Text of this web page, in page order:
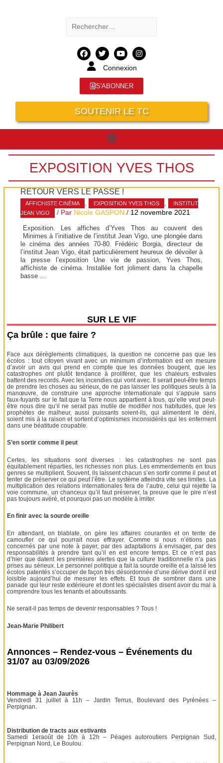
Connexion
S'ABONNER
SOUTENIR LE TC
EXPOSITION YVES THOS
RETOUR VERS LE PASSÉ !
AFFICHISTE CINÉMA , EXPOSITION YVES THOS ,
INSTITUT
JEAN VIGO
/ Par Nicole GASPON / 12 novembre 2021
Exposition. Les affiches d’Yves Thos au couvent des
Minimes à l’initiative de l’institut Jean Vigo, une plongée dans
le cinéma des années 70-80. Frédéric Borgia, directeur de
l’institut Jean Vigo, était particulièrement heureux de dévoiler à
la presse l’exposition Une vie de passion, Yves Thos,
affichiste de cinéma. Installée fort joliment dans la chapelle
basse …
SUR LE VIF
Ça brûle : que faire ?
Face aux dérèglements climatiques, la question ne concerne pas que les
écolos : tout citoyen vivant avec un minimum d’information est en mesure
d’avoir un avis qui prend en compte que les données bougent, que les
catastrophes ont plutôt tendance à proliférer, que les chaleurs estivales
battent des records. Avec les incendies qui vont avec. Il serait peut-être temps
de prendre les choses au sérieux, de ne pas laisser les politiques seuls à la
manœuvre, de construire une approche internationale qui s’appuie sans
faux-fuyants sur le fait que la Terre nous appartient à tous, qu’elle veut peut-
être nous dire qu’il ne serait pas inutile de modifier nos habitudes, que les
prophètes de malheur, aussi puissants soient-ils, qui alimentent le déni,
soient mis à la raison et sortent d’optimismes inconsidérés qui les enferment
dans une béatitude coupable.
S’en sortir comme il peut
Certes, les situations sont diverses : les catastrophes ne sont pas
équitablement réparties, les richesses non plus. Les emmerdements en tous
genres se multiplient. Souvent, ils laissent chacun s’en sortir comme il peut et
tenter de préserver ce qui peut l’être. Le système atteindra vite ses limites. La
multiplication des relations internationales fera de l’autre, celui qui rejette la
voie commune, un chanceux qu’il faut préserver, la preuve que le pire n’est
pas toujours avéré, et pourquoi pas un modèle à imiter.
En finir avec la sourde oreille
En attendant, on blablate, on gère les affaires courantes et on tente de
camoufler ce qui pourrait nous effrayer. Comme si nous n’étions pas
concernés par une note à payer, par des adaptations à envisager, par des
responsabilités à prendre tant qu’il en est encore temps. Et ce n’est pas
d’hier que datent les premières alertes que la culture traditionnelle n’a pas
prises au sérieux. Le personnel politique a fait la sourde oreille et a laissé les
écolos patentés s’occuper de façon très désordonnée d’une dérive dont il est
loisible aujourd’hui de mesurer les effets. Et tous de sombrer dans une
panade qui leur reste extérieure et dont les spécialistes disent avoir du mal à
comprendre tous les tenants et aboutissants.
Ne serait-il pas temps de devenir responsables ? Tous !
Jean-Marie Philibert
Annonces – Rendez-vous – Événements du
31/07 au 03/09/2026
Hommage à Jean Jaurès
Vendredi 31 juillet à 11h – Jardin Terrus, Boulevard des Pyrénées –
Perpignan.
Distribution de tracts aux estivants
Samedi 1eraoût de 10h à 12h – Péages autoroutiers Perpignan Sud,
Perpignan Nord, Le Boulou.